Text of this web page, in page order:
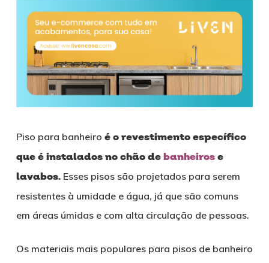
Piso para banheiro é o revestimento específico
que é instalados no chão debanheirose
lavabos. Esses pisos são projetados para serem
resistentes à umidade e água, já que são comuns
em áreas úmidas e com alta circulação de pessoas.
Os materiais mais populares para pisos de banheiro